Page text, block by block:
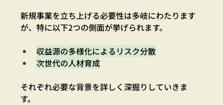
新規事業を立ち上げる必要性は多岐にわたります
が、特に以下2つの側面が挙げられます。
収益源の多様化によるリスク分散
次世代の人材育成
それぞれ必要な背景を詳しく深掘りしていきま
す。